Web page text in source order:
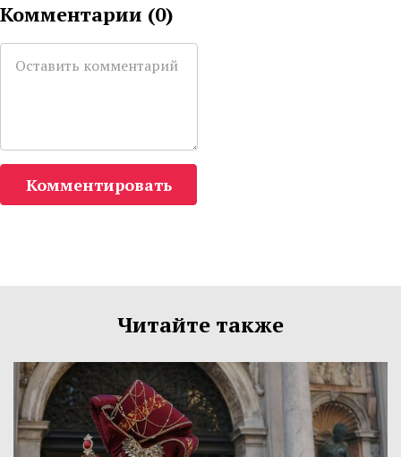
Комментарии (0)
Комментировать
Читайте также